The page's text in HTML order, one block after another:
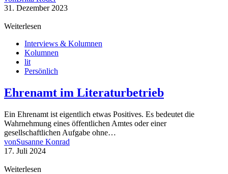
31. Dezember 2023
Weiterlesen
Interviews & Kolumnen
Kolumnen
lit
Persönlich
Ehrenamt im Literaturbetrieb
Ein Ehrenamt ist eigentlich etwas Positives. Es bedeutet die
Wahrnehmung eines öffentlichen Amtes oder einer
gesellschaftlichen Aufgabe ohne…
vonSusanne Konrad
17. Juli 2024
Weiterlesen